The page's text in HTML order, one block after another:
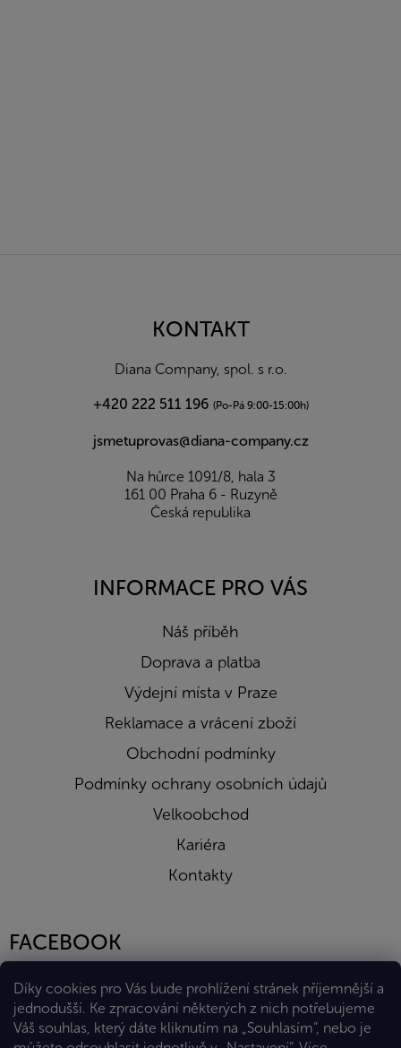
Díky cookies pro Vás bude prohlížení stránek příjemnější a
jednodušší. Ke zpracování některých z nich potřebujeme
Váš souhlas, který dáte kliknutím na „Souhlasím“, nebo je
KONTAKT
Diana Company, spol. s r.o.
+420 222 511 196 (Po-Pá 9:00-15:00h)
jsmetuprovas@diana-company.cz
Na hůrce 1091/8, hala 3
161 00 Praha 6 - Ruzyně
Česká republika
INFORMACE PRO VÁS
Náš příběh
Doprava a platba
Výdejní místa v Praze
Reklamace a vrácení zboží
Obchodní podmínky
Podmínky ochrany osobních údajů
Velkoobchod
Kariéra
Kontakty
FACEBOOK